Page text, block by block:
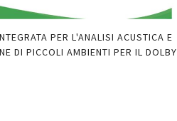
PER L'ANALISI ACUSTICA E
DI PICCOLI AMBIENTI PER IL DOLBY